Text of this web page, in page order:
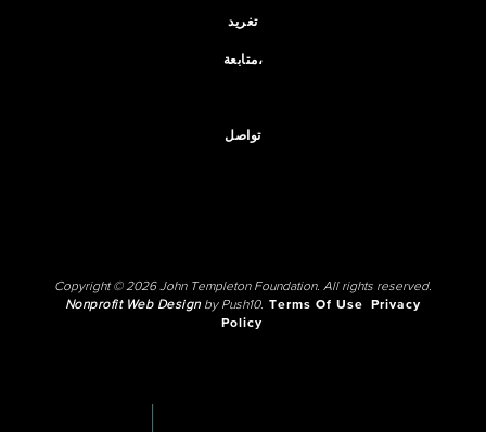
تغريد
متابعة،
تواصل
Copyright © 2026 John Templeton Foundation. All rights reserved.
Nonprofit Web Designby Push10. Terms Of Use
Privacy
Policy